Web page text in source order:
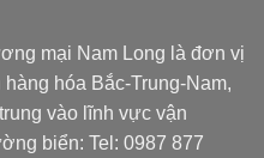
mại Nam Long là đơn vị
hóa Bắc-Trung-Nam,
vào lĩnh vực vận
biển: Tel: 0987 877